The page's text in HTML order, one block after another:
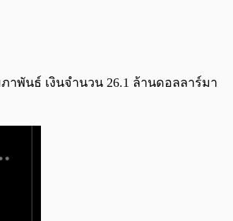
0:00
พันธ์ เงินจำนวน 26.1 ล้านดอลลาร์มา